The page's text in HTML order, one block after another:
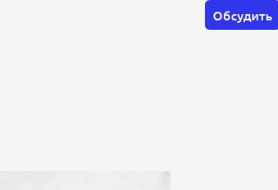
Обсудить